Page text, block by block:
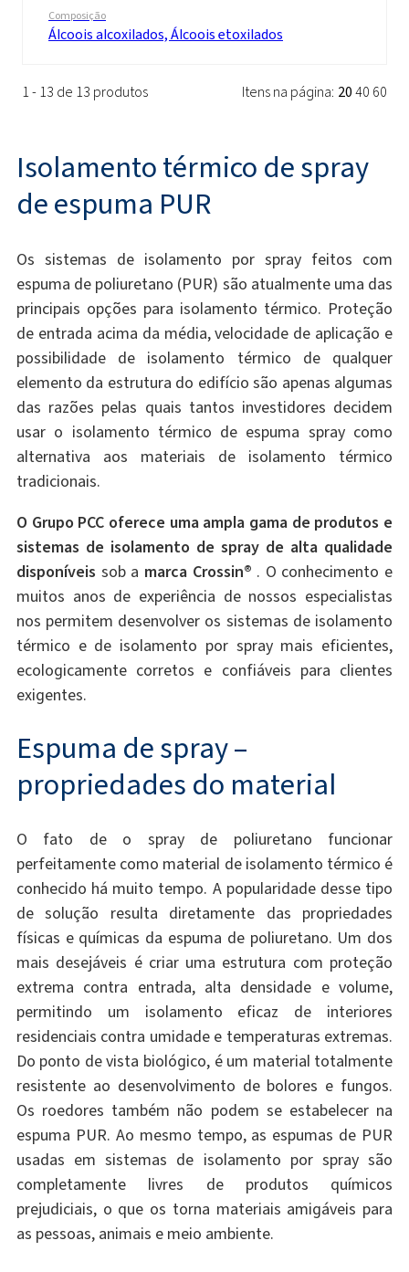
Composição
Álcoois alcoxilados, Álcoois etoxilados
1 - 13 de 13 produtos Itens na página: 2040 60
Isolamento térmico de spray
de espuma PUR
Os sistemas de isolamento por spray feitos com
espuma de poliuretano (PUR) são atualmente uma das
principais opções para isolamento térmico. Proteção
de entrada acima da média, velocidade de aplicação e
possibilidade de isolamento térmico de qualquer
elemento da estrutura do edifício são apenas algumas
das razões pelas quais tantos investidores decidem
usar o isolamento térmico de espuma spray como
alternativa aos materiais de isolamento térmico
tradicionais.
O Grupo PCC oferece uma ampla gama de produtos e
sistemas de isolamento de spray de alta qualidade
disponíveis sob a marca Crossin® . O conhecimento e
muitos anos de experiência de nossos especialistas
nos permitem desenvolver os sistemas de isolamento
térmico e de isolamento por spray mais eficientes,
ecologicamente corretos e confiáveis para clientes
exigentes.
Espuma de spray –
propriedades do material
O fato de o spray de poliuretano funcionar
perfeitamente como material de isolamento térmico é
conhecido há muito tempo. A popularidade desse tipo
de solução resulta diretamente das propriedades
físicas e químicas da espuma de poliuretano. Um dos
mais desejáveis é criar uma estrutura com proteção
extrema contra entrada, alta densidade e volume,
permitindo um isolamento eficaz de interiores
residenciais contra umidade e temperaturas extremas.
Do ponto de vista biológico, é um material totalmente
resistente ao desenvolvimento de bolores e fungos.
Os roedores também não podem se estabelecer na
espuma PUR. Ao mesmo tempo, as espumas de PUR
usadas em sistemas de isolamento por spray são
completamente livres de produtos químicos
prejudiciais, o que os torna materiais amigáveis para
as pessoas, animais e meio ambiente.